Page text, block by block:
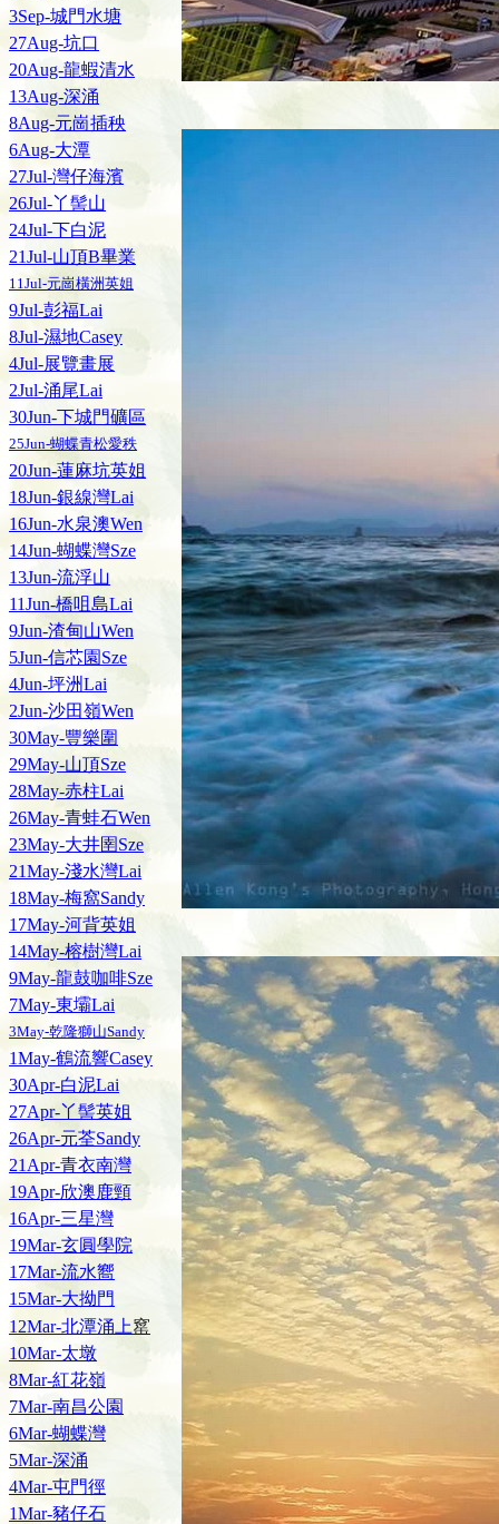
3Sep-城門水塘
27Aug-坑口
20Aug-龍蝦清水
13Aug-深涌
8Aug-元崗插秧
6Aug-大潭
27Jul-灣仔海濱
26Jul-丫髻山
24Jul-下白泥
21Jul-山頂B畢業
11Jul-元崗橫洲英姐
9Jul-彭福Lai
8Jul-濕地Casey
4Jul-展覽畫展
2Jul-涌尾Lai
30Jun-下城門礦區
25Jun-蝴蝶青松愛秩
20Jun-蓮麻坑英姐
18Jun-銀線灣Lai
16Jun-水泉澳Wen
14Jun-蝴蝶灣Sze
13Jun-流浮山
11Jun-橋咀島Lai
9Jun-渣甸山Wen
5Jun-信芯園Sze
4Jun-坪洲Lai
2Jun-沙田嶺Wen
30May-豐樂圍
29May-山頂Sze
28May-赤柱Lai
26May-青蛙石Wen
23May-大井圉Sze
21May-淺水灣Lai
18May-梅窩Sandy
17May-河背英姐
14May-榕樹灣Lai
9May-龍鼓咖啡Sze
7May-東壩Lai
3May-乾隆獅山Sandy
1May-鶴流響Casey
30Apr-白泥Lai
27Apr-丫髻英姐
26Apr-元荃Sandy
21Apr-青衣南灣
19Apr-欣澳鹿頸
16Apr-三星灣
19Mar-玄圓學院
17Mar-流水嚮
15Mar-大拗門
12Mar-北潭涌上窰
10Mar-太墩
8Mar-紅花嶺
7Mar-南昌公園
6Mar-蝴蝶灣
5Mar-深涌
4Mar-屯門徑
1Mar-豬仔石